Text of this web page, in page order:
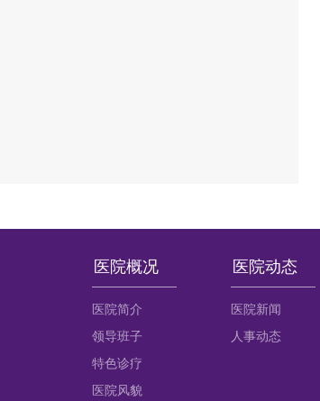
医院概况
医院简介
领导班子
特色诊疗
医院风貌
医院动态
医院新闻
人事动态